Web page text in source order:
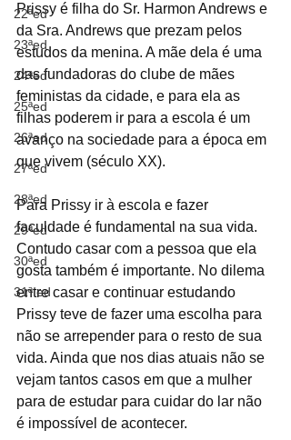
22ªed
23ªed
24ªed
25ªed
26ªed
27ªed
28ªed
29ªed
30ªed
31ª ed
Prissy é filha do Sr. Harmon Andrews e
da Sra. Andrews que prezam pelos
estudos da menina. A mãe dela é uma
das fundadoras do clube de mães
feministas da cidade, e para ela as
filhas poderem ir para a escola é um
avanço na sociedade para a época em
que vivem (século XX).
Para Prissy ir à escola e fazer
faculdade é fundamental na sua vida.
Contudo casar com a pessoa que ela
gosta também é importante. No dilema
entre casar e continuar estudando
Prissy teve de fazer uma escolha para
não se arrepender para o resto de sua
vida. Ainda que nos dias atuais não se
vejam tantos casos em que a mulher
para de estudar para cuidar do lar não
é impossível de acontecer.